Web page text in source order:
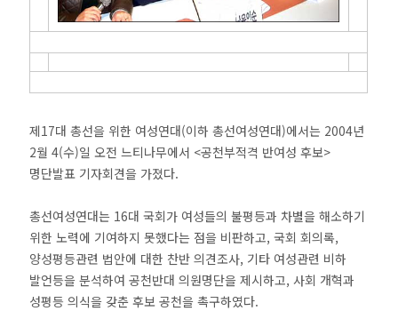
제17대 총선을 위한 여성연대(이하 총선여성연대)에서는 2004년
2월 4(수)일 오전 느티나무에서 <공천부적격 반여성 후보>
명단발표 기자회견을 가졌다.
총선여성연대는 16대 국회가 여성들의 불평등과 차별을 해소하기
위한 노력에 기여하지 못했다는 점을 비판하고, 국회 회의록,
양성평등관련 법안에 대한 찬반 의견조사, 기타 여성관련 비하
발언등을 분석하여 공천반대 의원명단을 제시하고, 사회 개혁과
성평등 의식을 갖춘 후보 공천을 촉구하였다.